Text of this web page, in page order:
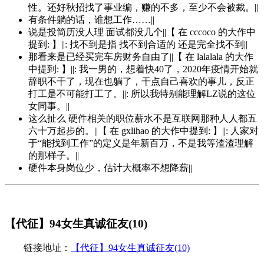
性。还好秋招找了事业编，赚的不多，至少不会被裁。||
有条件躺的话，谁想工作……||
说是投简历没人理 面试都没几个||【 在 cccoco 的大作中
提到: 】||: 找不到是指 找不到合适的 还是完全找不到||
那看来是已经买完车房财务自由了||【 在 lalalala 的大作
中提到: 】||: 我一男的，想着快40了，2020年疫情开始就
辞职不干了，现在也躺了，干点自己喜欢的事儿，反正
打工是不可能打工了。||: 所以我特别能理解LZ说的这位
女同事。||
这么扯么 硬件相关的职位薪水不是互联网那种人人都五
六十万起步的。||【 在 gxlihao 的大作中提到: 】||: 人家对
于“能找到工作”的定义是年新百万，不是我等渣渣理解
的那样子。||
硬件本身岗位少，估计大概率不想降薪||
【代征】94女生真诚征友(10)
链接地址： 【代征】94女生真诚征友(10)